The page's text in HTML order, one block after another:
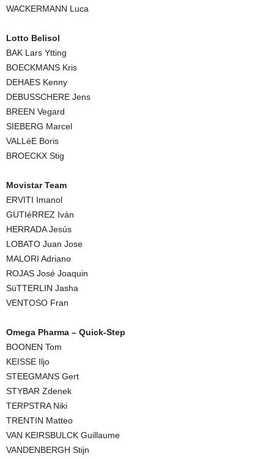
WACKERMANN Luca
Lotto Belisol
BAK Lars Ytting
BOECKMANS Kris
DEHAES Kenny
DEBUSSCHERE Jens
BREEN Vegard
SIEBERG Marcel
VALLéE Boris
BROECKX Stig
Movistar Team
ERVITI Imanol
GUTIéRREZ Iván
HERRADA Jesús
LOBATO Juan Jose
MALORI Adriano
ROJAS José Joaquin
SüTTERLIN Jasha
VENTOSO Fran
Omega Pharma – Quick-Step
BOONEN Tom
KEISSE Iljo
STEEGMANS Gert
STYBAR Zdenek
TERPSTRA Niki
TRENTIN Matteo
VAN KEIRSBULCK Guillaume
VANDENBERGH Stijn